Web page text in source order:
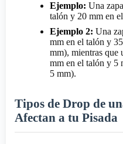
Ejemplo: Una
talón y 20 mm en
Ejemplo 2: Una
mm en el talón y
mm), mientras que
mm en el talón y 5
5 mm).
Tipos de Drop de
Afectan a tu Pisada